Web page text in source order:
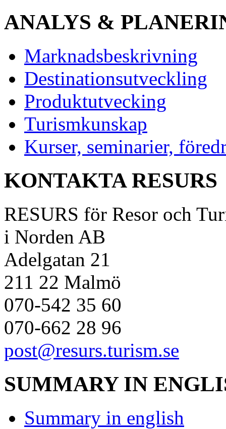
ANALYS &
Marknadsbeskrivning
Destinationsutveckling
Produktutvecking
Turismkunskap
Kurser, seminarier,
KONTAKTA RESURS
RESURS för Resor och
i Norden AB
Adelgatan 21
211 22 Malmö
070-542 35 60
070-662 28 96
post@resurs.turism.se
SUMMARY IN
Summary in english